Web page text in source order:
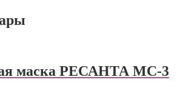
маска РЕСАНТА МС-3